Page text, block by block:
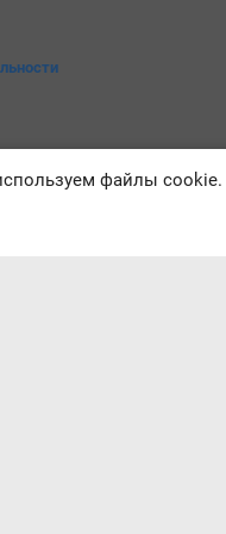
файлы cookie.